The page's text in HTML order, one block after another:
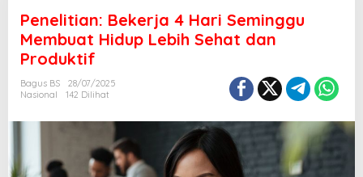
Penelitian: Bekerja 4 Hari Seminggu
Membuat Hidup Lebih Sehat dan
Produktif
Bagus BS
28/07/2025
Nasional
142 Dilihat